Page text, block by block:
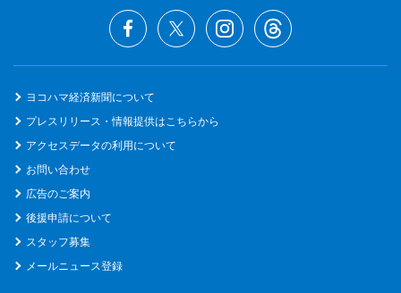
ヨコハマ経済新聞について
プレスリリース・情報提供はこちらから
アクセスデータの利用について
お問い合わせ
広告のご案内
後援申請について
スタッフ募集
メールニュース登録